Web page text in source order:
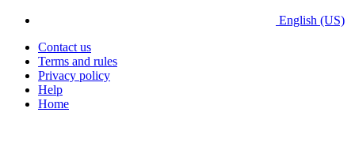
English (US)
Contact us
Terms and rules
Privacy policy
Help
Home